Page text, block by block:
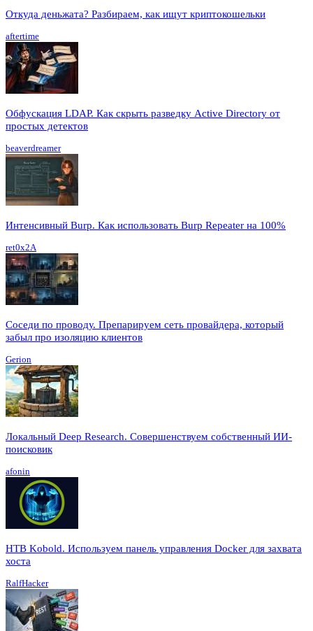
Откуда деньжата? Разбираем, как ищут криптокошельки
aftertime
Обфускация LDAP. Как скрыть разведку Active Directory от
простых детектов
beaverdreamer
Интенсивный Burp. Как использовать Burp Repeater на 100%
ret0x2A
Соседи по проводу. Препарируем сеть провайдера, который
забыл про изоляцию клиентов
Gerion
Локальный Deep Research. Совершенствуем собственный ИИ-
поисковик
afonin
HTB Kobold. Используем панель управления Docker для захвата
хоста
RalfHacker